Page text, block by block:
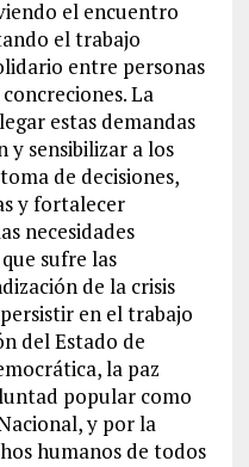
el encuentro
el trabajo
entre personas
La
estas demandas
y sensibilizar a los
de decisiones,
y fortalecer
necesidades
sufre las
de la crisis
en el trabajo
del Estado de
la paz
popular como
y por la
humanos de todos